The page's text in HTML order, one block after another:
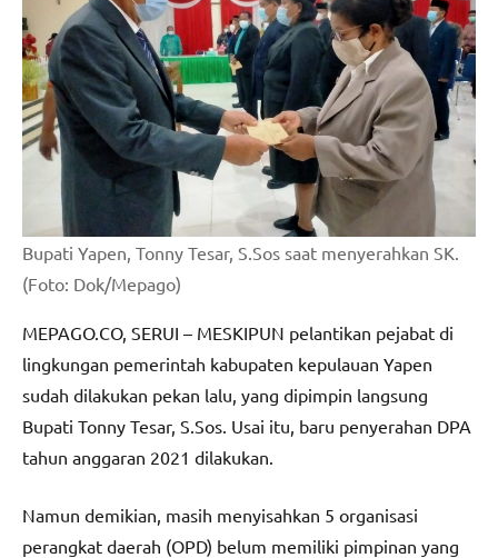
Bupati Yapen, Tonny Tesar, S.Sos saat menyerahkan SK.
(Foto: Dok/Mepago)
MEPAGO.CO, SERUI – MESKIPUN pelantikan pejabat di
lingkungan pemerintah kabupaten kepulauan Yapen
sudah dilakukan pekan lalu, yang dipimpin langsung
Bupati Tonny Tesar, S.Sos. Usai itu, baru penyerahan DPA
tahun anggaran 2021 dilakukan.
Namun demikian, masih menyisahkan 5 organisasi
perangkat daerah (OPD) belum memiliki pimpinan yang